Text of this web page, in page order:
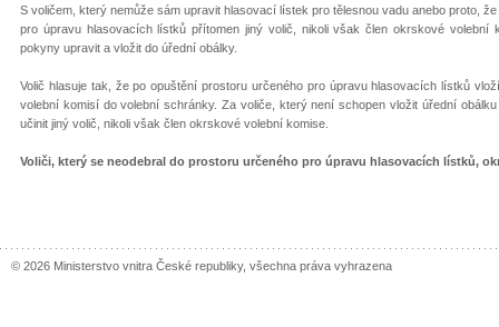
S voličem, který nemůže sám upravit hlasovací lístek pro tělesnou vadu anebo proto,
pro úpravu hlasovacích lístků přítomen jiný volič, nikoli však člen okrskové
pokyny upravit a vložit do úřední obálky.
Volič hlasuje tak, že po opuštění prostoru určeného pro úpravu hlasovacích lístků
volební komisí do volební schránky. Za voliče, který není schopen vložit úřední
učinit jiný volič, nikoli však člen okrskové volební komise.
Voliči, který se neodebral do prostoru určeného pro úpravu hlasovacích lístků,
© 2026 Ministerstvo vnitra České republiky, všechna práva vyhrazena